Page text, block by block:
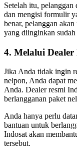
Setelah itu,
dan mengisi formulir
benar, pelanggan
yang diinginkan
4. Melalui Dealer
Jika Anda tidak ingin
nelpon, Anda dapat
Anda. Dealer resmi
berlangganan paket
Anda hanya perlu
bantuan untuk
Indosat akan
tersebut.